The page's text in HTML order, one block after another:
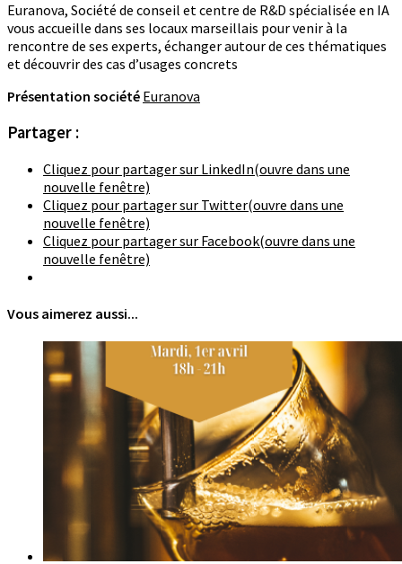
Euranova, Société de conseil et centre de R&D spécialisée en IA
vous accueille dans ses locaux marseillais pour venir à la
rencontre de ses experts, échanger autour de ces thématiques
et découvrir des cas d’usages concrets
Présentation société Euranova
Partager :
Cliquez pour partager sur LinkedIn(ouvre dans une
nouvelle fenêtre)
Cliquez pour partager sur Twitter(ouvre dans une
nouvelle fenêtre)
Cliquez pour partager sur Facebook(ouvre dans une
nouvelle fenêtre)
Vous aimerez aussi...